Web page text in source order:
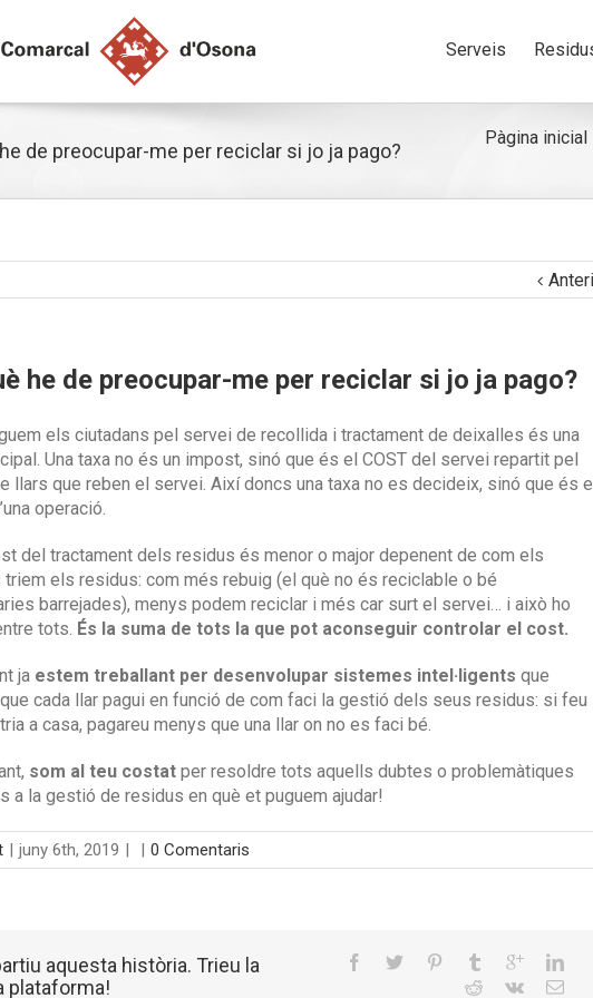
Serveis
de preocupar-me per reciclar si jo ja pago?
Pàgina inicial
he de preocupar-me per reciclar si jo ja pago?
els ciutadans pel servei de recollida i tractament de deixalles és una
Una taxa no és un impost, sinó que és el COST del servei repartit pel
llars que reben el servei. Així doncs una taxa no es decideix, sinó que és
operació.
del tractament dels residus és menor o major depenent de com els
triem els residus: com més rebuig (el què no és reciclable o bé
barrejades), menys podem reciclar i més car surt el servei… i això ho
tots. És la suma de tots la que pot aconseguir controlar el cost.
ja estem treballant per desenvolupar sistemes intel·ligents que
cada llar pagui en funció de com faci la gestió dels seus residus: si feu
a casa, pagareu menys que una llar on no es faci bé.
som al teu costat per resoldre tots aquells dubtes o problemàtiques
a la gestió de residus en què et puguem ajudar!
| juny 6th, 2019 | | 0 Comentaris
aquesta història. Trieu la
plataforma!